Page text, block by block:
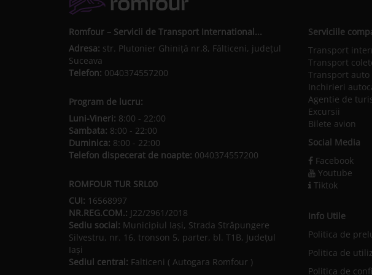
Romfour – Servicii de Transport International...
Adresa: str. Plutonier Ghiniţă nr.8, Fălticeni, judeţul
Suceava
Telefon: 0040374557200
Program de lucru:
Luni-Vineri: 8:00 - 22:00
Sambata: 8:00 - 22:00
Duminica: 8:00 - 22:00
Telefon dispecerat de noapte: 0040374557200
ROMFOUR TUR SRL00
CUI: 16568997
NR.REG.COM.: J22/2961/2018
Sediu social: Municipiul Iaşi, Strada Străpungere
Silvestru, nr. 16, tronson 5, parter, bl. T1B, Județul
Iaşi
Sediul central: Falticeni ( Autogara Romfour )
Serviciile
Transport
Transport
Transport
Inchirieri
Agentie de
Excursii
Bilete avion
Social Media
Facebook
Youtube
Tiktok
Info Utile
Politica de
Politica de
Politica de